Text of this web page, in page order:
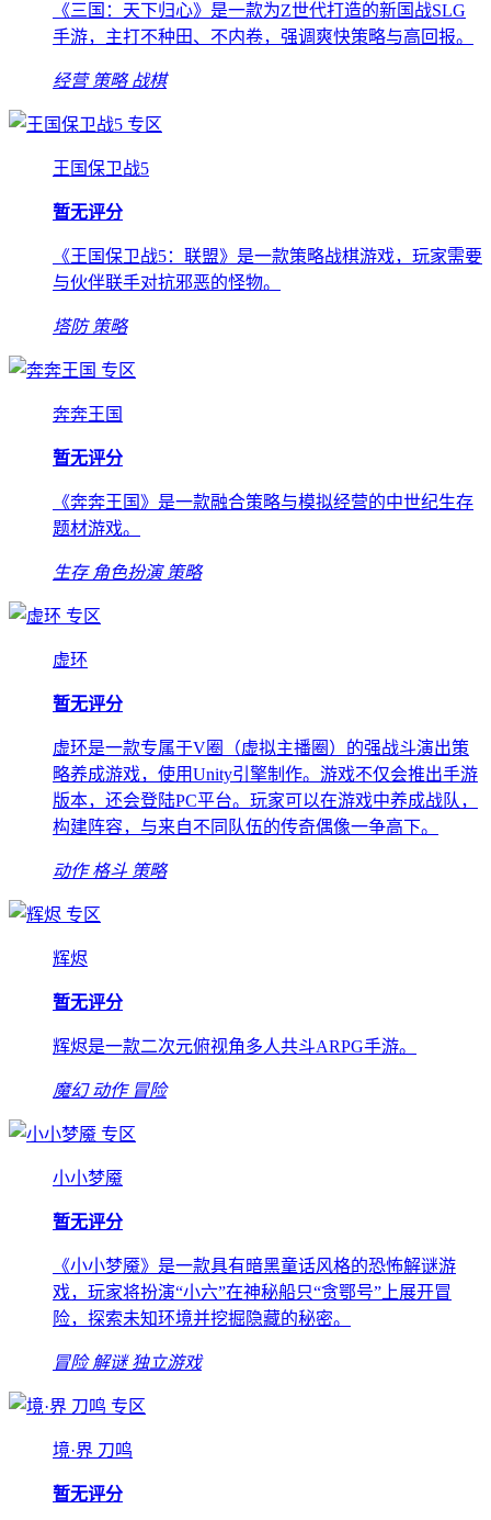
《三国：天下归心》是一款为Z世代打造的新国战SLG
手游，主打不种田、不内卷，强调爽快策略与高回报。
经营 策略 战棋
专区
王国保卫战5
暂无评分
《王国保卫战5：联盟》是一款策略战棋游戏，玩家需要
与伙伴联手对抗邪恶的怪物。
塔防 策略
专区
奔奔王国
暂无评分
《奔奔王国》是一款融合策略与模拟经营的中世纪生存
题材游戏。
生存 角色扮演 策略
专区
虚环
暂无评分
虚环是一款专属于V圈（虚拟主播圈）的强战斗演出策
略养成游戏，使用Unity引擎制作。游戏不仅会推出手游
版本，还会登陆PC平台。玩家可以在游戏中养成战队，
构建阵容，与来自不同队伍的传奇偶像一争高下。
动作 格斗 策略
专区
辉烬
暂无评分
辉烬是一款二次元俯视角多人共斗ARPG手游。
魔幻 动作 冒险
专区
小小梦魇
暂无评分
《小小梦魇》是一款具有暗黑童话风格的恐怖解谜游
戏，玩家将扮演“小六”在神秘船只“贪鄂号”上展开冒
险，探索未知环境并挖掘隐藏的秘密。
冒险 解谜 独立游戏
专区
境·界 刀鸣
暂无评分